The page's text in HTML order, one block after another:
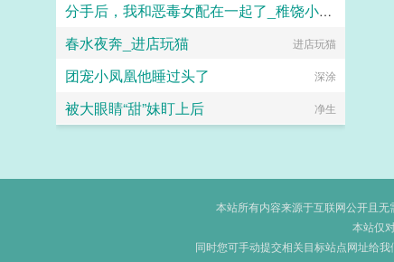
分手后，我和恶毒女配在一起了_稚饶小饼干
稚饶小饼干
春水夜奔_进店玩猫 进店玩猫
团宠小凤凰他睡过头了 深涂
被大眼睛“甜”妹盯上后 净生
本站所有内容来源于互联网公开且
本站仅
同时您可手动提交相关目标站点网址给